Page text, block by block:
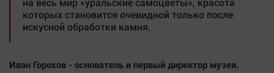
которых становится очевидной только после
искусной обработки камня.
Иван Горохов - основатель и первый директор музея.